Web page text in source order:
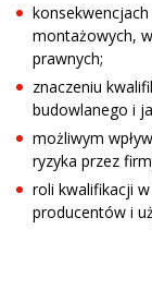
montażowych,
prawnych;
znaczeniu
budowlanego i
możliwym
ryzyka przez
roli kwalifikacji
producentów i